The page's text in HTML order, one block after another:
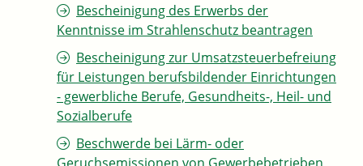
Bescheinigung des Erwerbs der
Kenntnisse im Strahlenschutz beantragen
Bescheinigung zur Umsatzsteuerbefreiung
für Leistungen berufsbildender Einrichtungen
- gewerbliche Berufe, Gesundheits-, Heil- und
Sozialberufe
Beschwerde bei Lärm- oder